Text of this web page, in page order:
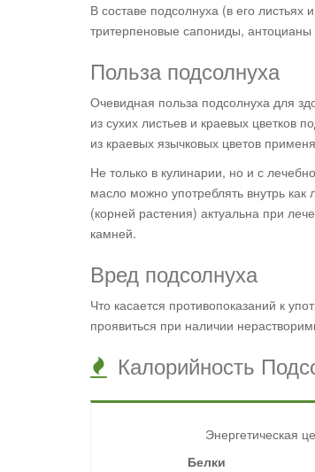
В составе подсолнуха (в его
тритерпеновые сапониды,
Польза подсолнуха
Очевидная польза подсолнуха для
из сухих листьев и краевых цветков
из краевых язычковых цветов
Не только в кулинарии, но и с
масло можно употреблять внутрь
(корней растения) актуальна при
камней.
Вред подсолнуха
Что касается противопоказаний к
проявиться при наличии
Калорийность
Энергетическая
Белки